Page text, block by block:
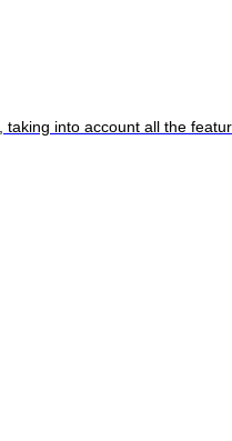
into account all the